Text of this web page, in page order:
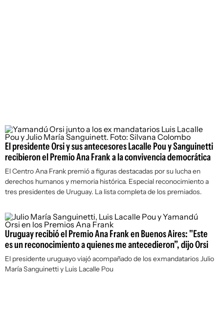
El presidente Orsi y sus antecesores Lacalle Pou y Sanguinetti
recibieron el Premio Ana Frank a la convivencia democrática
El Centro Ana Frank premió a figuras destacadas por su lucha en
derechos humanos y memoria histórica. Especial reconocimiento a
tres presidentes de Uruguay. La lista completa de los premiados.
Uruguay recibió el Premio Ana Frank en Buenos Aires: "Este
es un reconocimiento a quienes me antecedieron”, dijo Orsi
El presidente uruguayo viajó acompañado de los exmandatarios Julio
María Sanguinetti y Luis Lacalle Pou